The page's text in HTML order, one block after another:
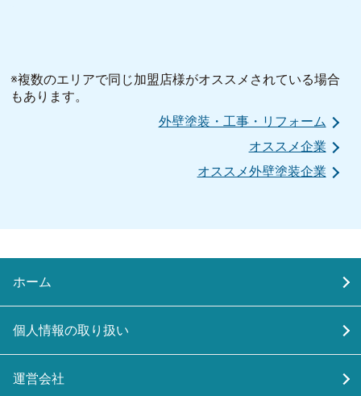
※複数のエリアで同じ加盟店様がオススメされている場合
もあります。
外壁塗装・工事・リフォーム
オススメ企業
オススメ外壁塗装企業
ホーム
個人情報の取り扱い
運営会社